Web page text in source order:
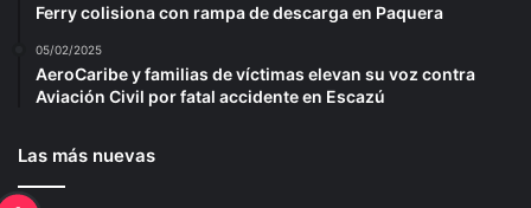
Ferry colisiona con rampa de descarga en Paquera
05/02/2025
AeroCaribe y familias de víctimas elevan su voz contra
Aviación Civil por fatal accidente en Escazú
Las más nuevas